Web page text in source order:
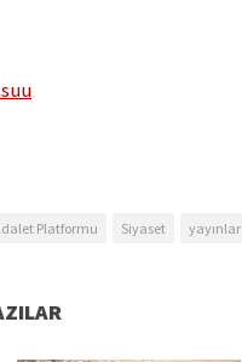
Platformu Siyaset yayınlar